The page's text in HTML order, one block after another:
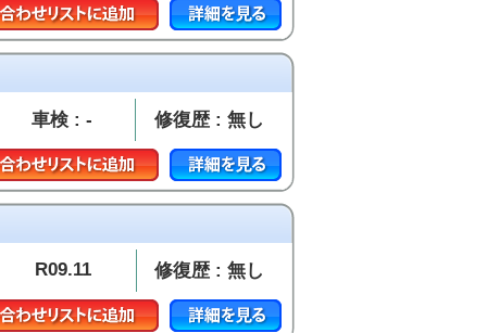
車検 : - 修復歴 : 無し
R09.11 修復歴 : 無し